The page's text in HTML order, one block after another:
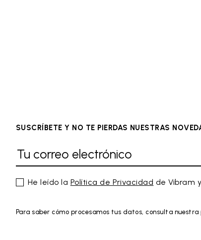
SUSCRÍBETE Y NO TE PIERDAS NUESTRAS
He leído la Política de Privacidad de Vibram
Para saber cómo procesamos tus datos, consulta